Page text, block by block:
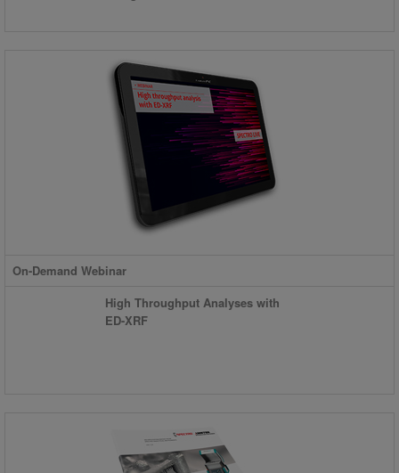
On-Demand Webinar
High Throughput Analyses with
ED-XRF